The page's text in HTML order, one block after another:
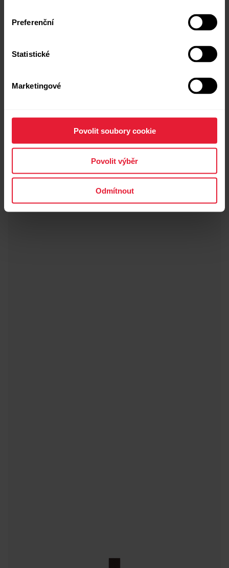
Preferenční
Statistické
Marketingové
Povolit soubory cookie
Povolit výběr
Odmítnout
Řemínek POLAR Loop SoftWeave 490,00 Kč
→ Podrobné informace